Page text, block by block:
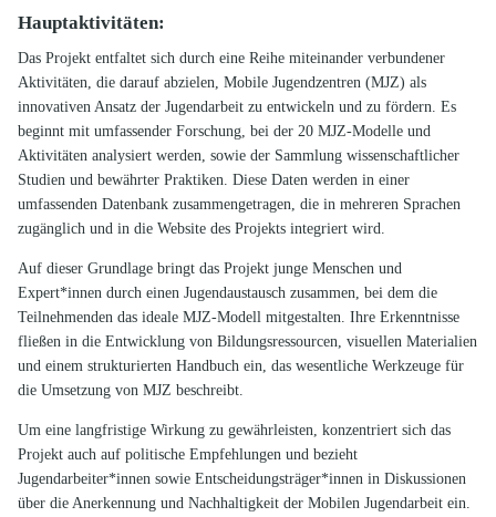
Hauptaktivitäten:
Das Projekt entfaltet sich durch eine Reihe miteinander verbundener
Aktivitäten, die darauf abzielen, Mobile Jugendzentren (MJZ) als
innovativen Ansatz der Jugendarbeit zu entwickeln und zu fördern. Es
beginnt mit umfassender Forschung, bei der 20 MJZ-Modelle und
Aktivitäten analysiert werden, sowie der Sammlung wissenschaftlicher
Studien und bewährter Praktiken. Diese Daten werden in einer
umfassenden Datenbank zusammengetragen, die in mehreren Sprachen
zugänglich und in die Website des Projekts integriert wird.
Auf dieser Grundlage bringt das Projekt junge Menschen und
Expert*innen durch einen Jugendaustausch zusammen, bei dem die
Teilnehmenden das ideale MJZ-Modell mitgestalten. Ihre Erkenntnisse
fließen in die Entwicklung von Bildungsressourcen, visuellen Materialien
und einem strukturierten Handbuch ein, das wesentliche Werkzeuge für
die Umsetzung von MJZ beschreibt.
Um eine langfristige Wirkung zu gewährleisten, konzentriert sich das
Projekt auch auf politische Empfehlungen und bezieht
Jugendarbeiter*innen sowie Entscheidungsträger*innen in Diskussionen
über die Anerkennung und Nachhaltigkeit der Mobilen Jugendarbeit ein.